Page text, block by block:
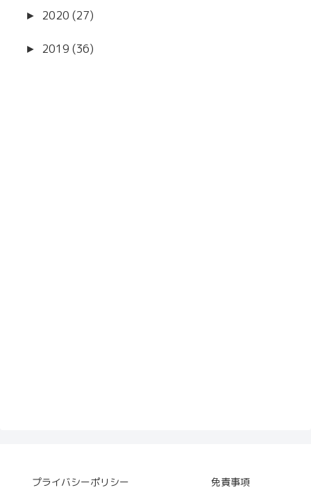
► 2020 (27)
► 2019 (36)
プライバシーポリシー 免責事項